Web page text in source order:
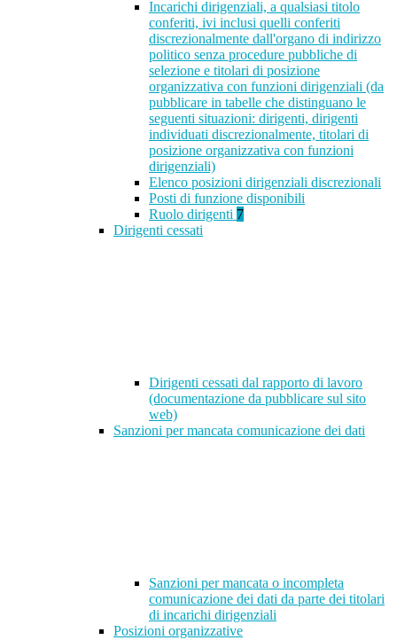
Incarichi dirigenziali, a qualsiasi titolo
conferiti, ivi inclusi quelli conferiti
discrezionalmente dall'organo di indirizzo
politico senza procedure pubbliche di
selezione e titolari di posizione
organizzativa con funzioni dirigenziali (da
pubblicare in tabelle che distinguano le
seguenti situazioni: dirigenti, dirigenti
individuati discrezionalmente, titolari di
posizione organizzativa con funzioni
dirigenziali)
Elenco posizioni dirigenziali discrezionali
Posti di funzione disponibili
Ruolo dirigenti 7
Dirigenti cessati
Dirigenti cessati dal rapporto di lavoro
(documentazione da pubblicare sul sito
web)
Sanzioni per mancata comunicazione dei dati
Sanzioni per mancata o incompleta
comunicazione dei dati da parte dei titolari
di incarichi dirigenziali
Posizioni organizzative